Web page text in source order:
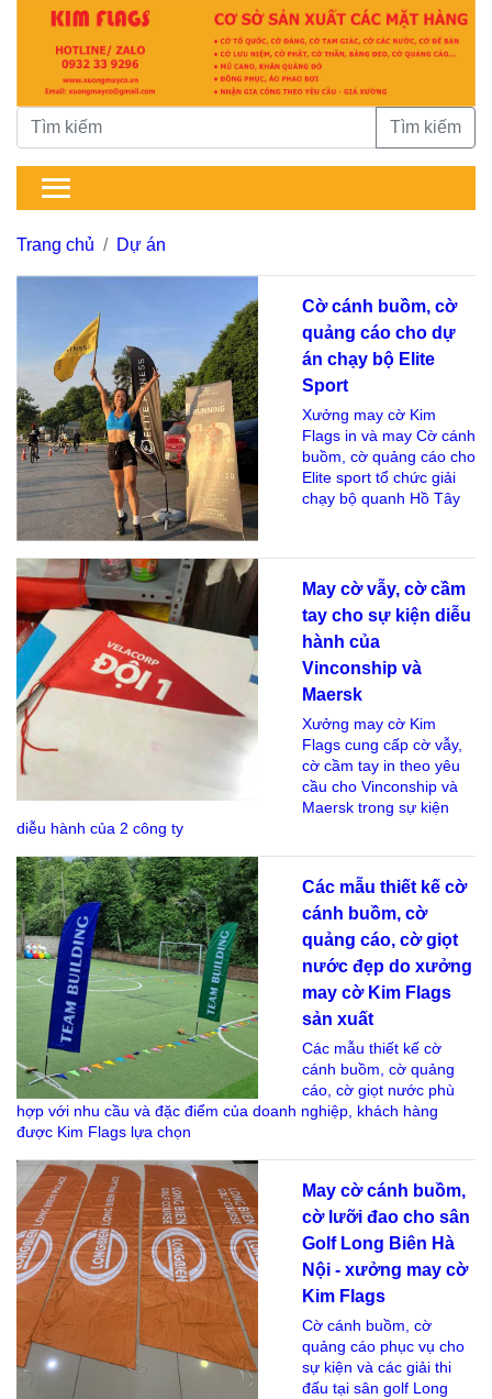
Tìm kiếm
Trang chủ Dự án
Cờ cánh buồm, cờ
quảng cáo cho dự
án chạy bộ Elite
Sport
Xưởng may cờ Kim
Flags in và may Cờ cánh
buồm, cờ quảng cáo cho
Elite sport tổ chức giải
chạy bộ quanh Hồ Tây
May cờ vẫy, cờ cầm
tay cho sự kiện diễu
hành của
Vinconship và
Maersk
Xưởng may cờ Kim
Flags cung cấp cờ vẫy,
cờ cầm tay in theo yêu
cầu cho Vinconship và
Maersk trong sự kiện
diễu hành của 2 công ty
Các mẫu thiết kế cờ
cánh buồm, cờ
quảng cáo, cờ giọt
nước đẹp do xưởng
may cờ Kim Flags
sản xuất
Các mẫu thiết kế cờ
cánh buồm, cờ quảng
cáo, cờ giọt nước phù
hợp với nhu cầu và đặc điểm của doanh nghiệp, khách hàng
được Kim Flags lựa chọn
May cờ cánh buồm,
cờ lưỡi đao cho sân
Golf Long Biên Hà
Nội - xưởng may cờ
Kim Flags
Cờ cánh buồm, cờ
quảng cáo phục vụ cho
sự kiện và các giải thi
đấu tại sân golf Long